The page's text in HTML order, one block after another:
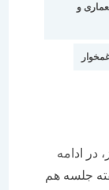
هم